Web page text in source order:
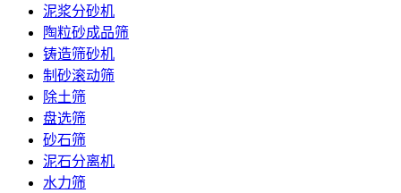
泥浆分砂机
陶粒砂成品筛
铸造筛砂机
制砂滚动筛
除土筛
盘选筛
砂石筛
泥石分离机
水力筛